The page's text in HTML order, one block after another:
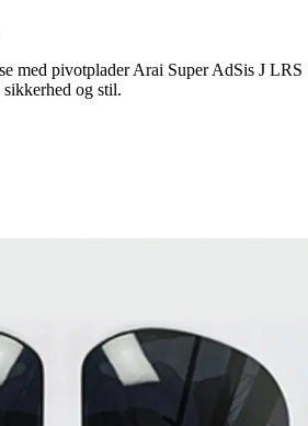
med pivotplader Arai Super AdSis J LRS
og stil.